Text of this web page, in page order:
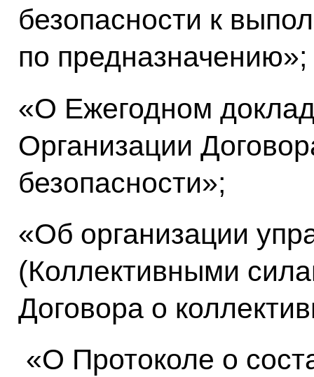
безопасности к
по предназначению»;
«О Ежегодном
Организации
безопасности»;
«Об организации
(Коллективными
Договора о
«О Протоколе о